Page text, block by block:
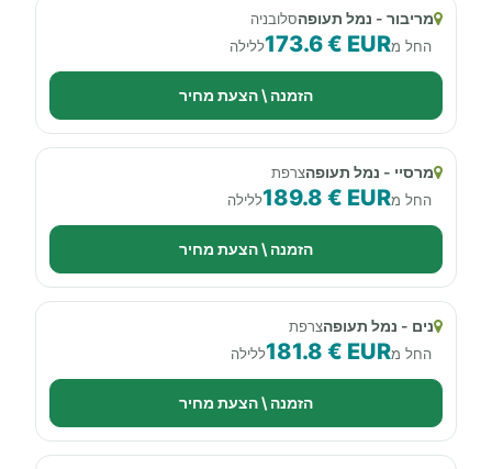
מריבור - נמל תעופהסלובניה
החל מ173.6 € EURללילה
הזמנה \ הצעת מחיר
מרסיי - נמל תעופהצרפת
החל מ189.8 € EURללילה
הזמנה \ הצעת מחיר
נים - נמל תעופהצרפת
החל מ181.8 € EURללילה
הזמנה \ הצעת מחיר